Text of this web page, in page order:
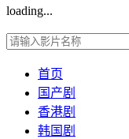
loading...
首页
国产剧
香港剧
韩国剧